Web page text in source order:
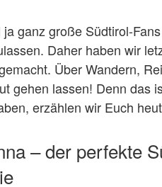
ja ganz große Südtirol-
Daher haben wir
Über Wandern,
gehen lassen! Denn das
erzählen wir Euch
– der perfekte